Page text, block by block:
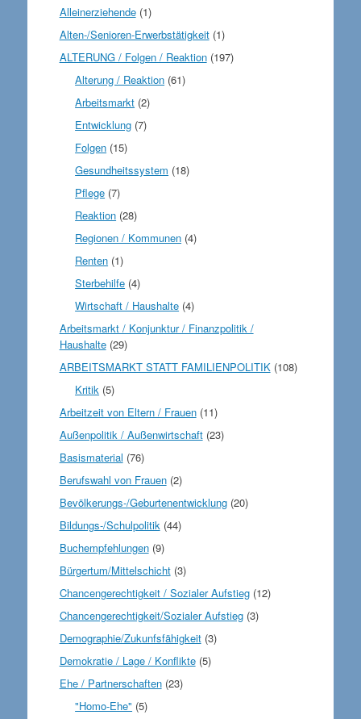
Alleinerziehende(1)
Alten-/Senioren-Erwerbstätigkeit(1)
ALTERUNG / Folgen / Reaktion(197)
Alterung / Reaktion (61)
Arbeitsmarkt (2)
Entwicklung (7)
Folgen (15)
Gesundheitssystem (18)
Pflege (7)
Reaktion (28)
Regionen / Kommunen (4)
Renten (1)
Sterbehilfe (4)
Wirtschaft / Haushalte (4)
Arbeitsmarkt / Konjunktur / Finanzpolitik /
Haushalte(29)
ARBEITSMARKT STATT FAMILIENPOLITIK(108)
Kritik (5)
Arbeitzeit von Eltern / Frauen(11)
Außenpolitik / Außenwirtschaft(23)
Basismaterial (76)
Berufswahl von Frauen(2)
Bevölkerungs-/Geburtenentwicklung(20)
Bildungs-/Schulpolitik (44)
Buchempfehlungen(9)
Bürgertum/Mittelschicht(3)
Chancengerechtigkeit / Sozialer Aufstieg(12)
Chancengerechtigkeit/Sozialer Aufstieg(3)
Demographie/Zukunfsfähigkeit(3)
Demokratie / Lage / Konflikte(5)
Ehe / Partnerschaften(23)
"Homo-Ehe" (5)